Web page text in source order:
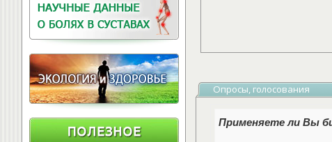
Опросы, голосования
Применяете ли Вы